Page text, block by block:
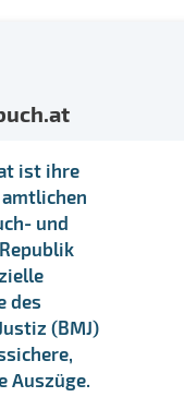
ist ihre
und
des
(BMJ)
Auszüge.